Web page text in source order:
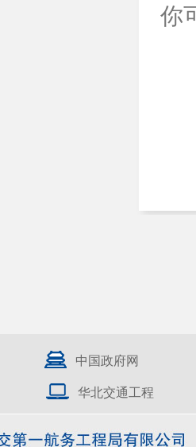
你
中国政府网
华北交通工程